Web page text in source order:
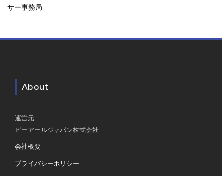
サー事務局
About
運営元
ピーアールジャパン株式会社
会社概要
プライバシーポリシー